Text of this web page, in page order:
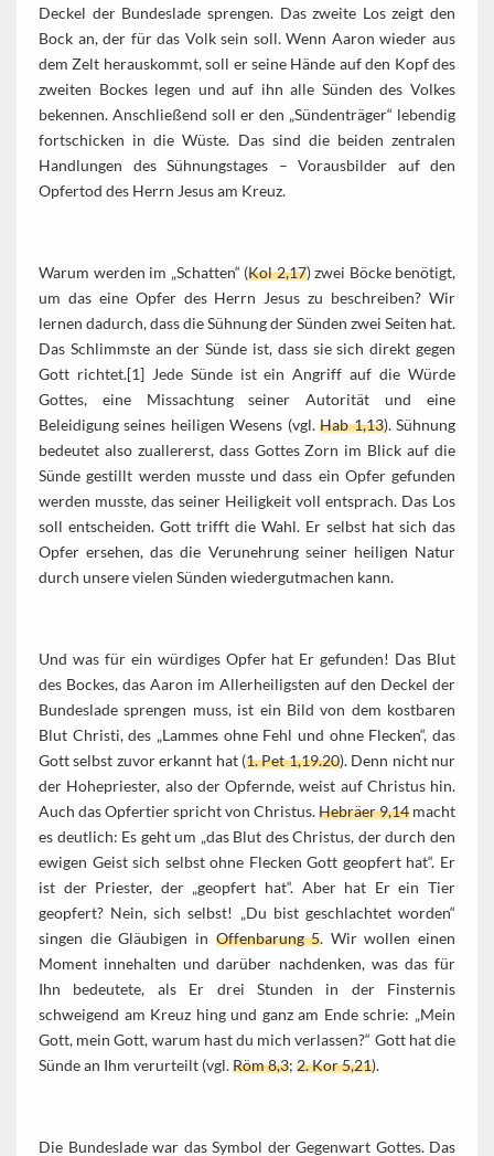
Deckel der Bundeslade sprengen. Das zweite Los zeigt den
Bock an, der für das Volk sein soll. Wenn Aaron wieder aus
dem Zelt herauskommt, soll er seine Hände auf den Kopf des
zweiten Bockes legen und auf ihn alle Sünden des Volkes
bekennen. Anschließend soll er den „Sündenträger“ lebendig
fortschicken in die Wüste. Das sind die beiden zentralen
Handlungen des Sühnungstages – Vorausbilder auf den
Opfertod des Herrn Jesus am Kreuz.
Warum werden im „Schatten“ (Kol 2,17) zwei Böcke benötigt,
um das eine Opfer des Herrn Jesus zu beschreiben? Wir
lernen dadurch, dass die Sühnung der Sünden zwei Seiten hat.
Das Schlimmste an der Sünde ist, dass sie sich direkt gegen
Gott richtet.[1] Jede Sünde ist ein Angriff auf die Würde
Gottes, eine Missachtung seiner Autorität und eine
Beleidigung seines heiligen Wesens (vgl.Hab 1,13). Sühnung
bedeutet also zuallererst, dass Gottes Zorn im Blick auf die
Sünde gestillt werden musste und dass ein Opfer gefunden
werden musste, das seiner Heiligkeit voll entsprach. Das Los
soll entscheiden. Gott trifft die Wahl. Er selbst hat sich das
Opfer ersehen, das die Verunehrung seiner heiligen Natur
durch unsere vielen Sünden wiedergutmachen kann.
Und was für ein würdiges Opfer hat Er gefunden! Das Blut
des Bockes, das Aaron im Allerheiligsten auf den Deckel der
Bundeslade sprengen muss, ist ein Bild von dem kostbaren
Blut Christi, des „Lammes ohne Fehl und ohne Flecken“, das
Gott selbst zuvor erkannt hat (1. Pet 1,19.20). Denn nicht nur
der Hohepriester, also der Opfernde, weist auf Christus hin.
Auch das Opfertier spricht von Christus.Hebräer 9,14 macht
es deutlich: Es geht um „das Blut des Christus, der durch den
ewigen Geist sich selbst ohne Flecken Gott geopfert hat“. Er
ist der Priester, der „geopfert hat“. Aber hat Er ein Tier
geopfert? Nein, sich selbst! „Du bist geschlachtet worden“
singen die Gläubigen in Offenbarung 5. Wir wollen einen
Moment innehalten und darüber nachdenken, was das für
Ihn bedeutete, als Er drei Stunden in der Finsternis
schweigend am Kreuz hing und ganz am Ende schrie: „Mein
Gott, mein Gott, warum hast du mich verlassen?“ Gott hat die
Sünde an Ihm verurteilt (vgl.Röm 8,3; 2. Kor 5,21).
Die Bundeslade war das Symbol der Gegenwart Gottes. Das